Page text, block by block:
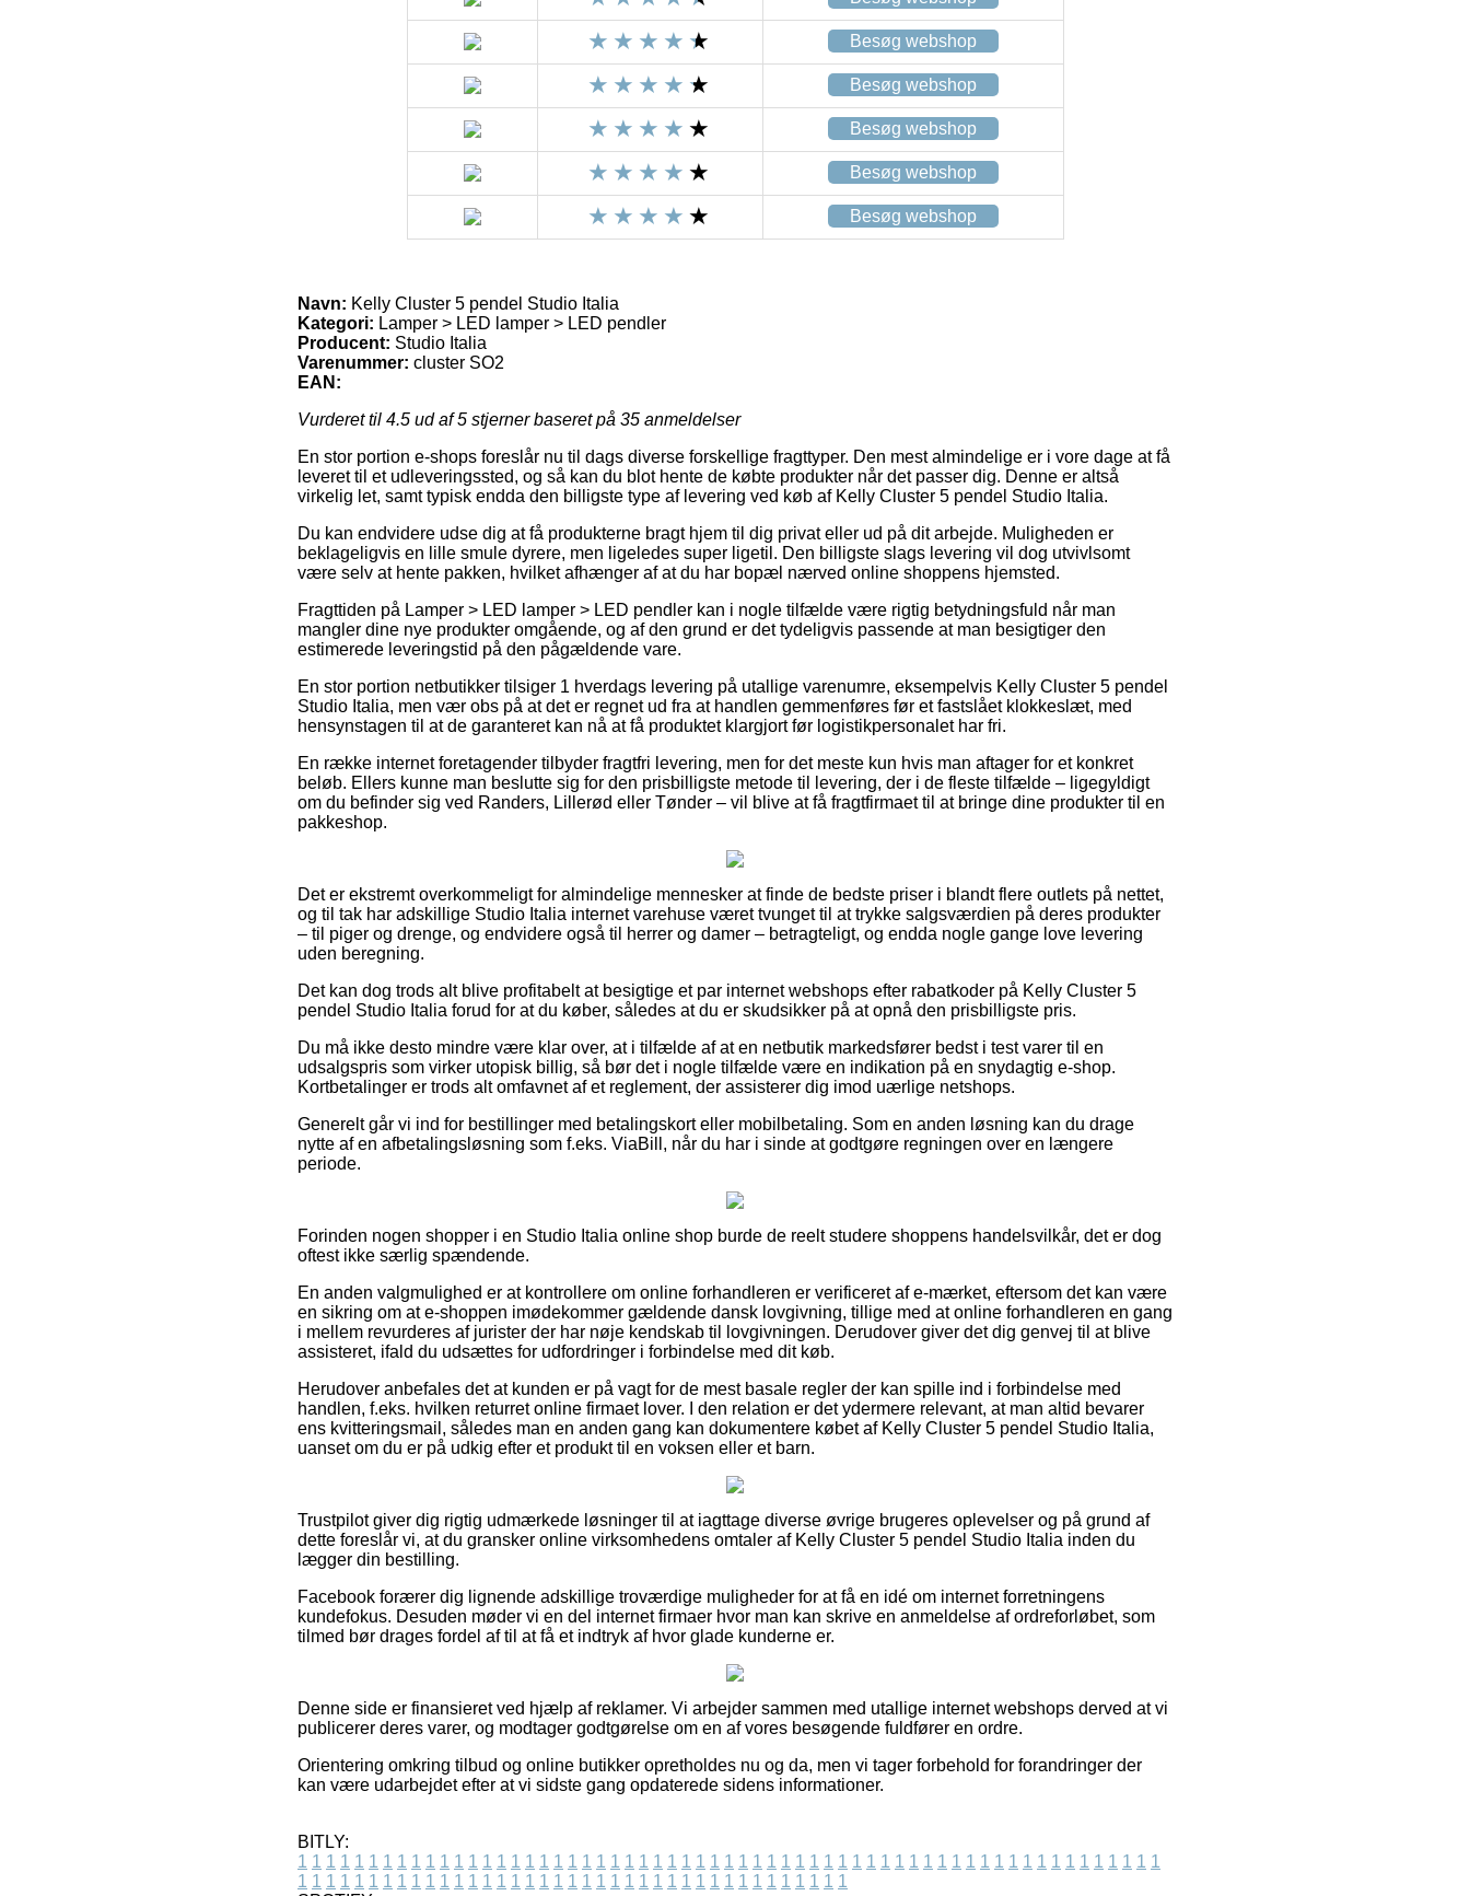
Besøg webshop
Besøg webshop
Besøg webshop
Besøg webshop
Besøg webshop
Navn: Kelly Cluster 5 pendel Studio Italia
Kategori: Lamper > LED lamper > LED pendler
Producent: Studio Italia
Varenummer: cluster SO2
EAN:
Vurderet til 4.5 ud af 5 stjerner baseret på 35 anmeldelser
En stor portion e-shops foreslår nu til dags diverse forskellige fragttyper. Den mest almindelige er i vore dage at få
leveret til et udleveringssted, og så kan du blot hente de købte produkter når det passer dig. Denne er altså
virkelig let, samt typisk endda den billigste type af levering ved køb af Kelly Cluster 5 pendel Studio Italia.
Du kan endvidere udse dig at få produkterne bragt hjem til dig privat eller ud på dit arbejde. Muligheden er
beklageligvis en lille smule dyrere, men ligeledes super ligetil. Den billigste slags levering vil dog utvivlsomt
være selv at hente pakken, hvilket afhænger af at du har bopæl nærved online shoppens hjemsted.
Fragttiden på Lamper > LED lamper > LED pendler kan i nogle tilfælde være rigtig betydningsfuld når man
mangler dine nye produkter omgående, og af den grund er det tydeligvis passende at man besigtiger den
estimerede leveringstid på den pågældende vare.
En stor portion netbutikker tilsiger 1 hverdags levering på utallige varenumre, eksempelvis Kelly Cluster 5 pendel
Studio Italia, men vær obs på at det er regnet ud fra at handlen gemmenføres før et fastslået klokkeslæt, med
hensynstagen til at de garanteret kan nå at få produktet klargjort før logistikpersonalet har fri.
En række internet foretagender tilbyder fragtfri levering, men for det meste kun hvis man aftager for et konkret
beløb. Ellers kunne man beslutte sig for den prisbilligste metode til levering, der i de fleste tilfælde – ligegyldigt
om du befinder sig ved Randers, Lillerød eller Tønder – vil blive at få fragtfirmaet til at bringe dine produkter til en
pakkeshop.
Det er ekstremt overkommeligt for almindelige mennesker at finde de bedste priser i blandt flere outlets på nettet,
og til tak har adskillige Studio Italia internet varehuse været tvunget til at trykke salgsværdien på deres produkter
– til piger og drenge, og endvidere også til herrer og damer – betragteligt, og endda nogle gange love levering
uden beregning.
Det kan dog trods alt blive profitabelt at besigtige et par internet webshops efter rabatkoder på Kelly Cluster 5
pendel Studio Italia forud for at du køber, således at du er skudsikker på at opnå den prisbilligste pris.
Du må ikke desto mindre være klar over, at i tilfælde af at en netbutik markedsfører bedst i test varer til en
udsalgspris som virker utopisk billig, så bør det i nogle tilfælde være en indikation på en snydagtig e-shop.
Kortbetalinger er trods alt omfavnet af et reglement, der assisterer dig imod uærlige netshops.
Generelt går vi ind for bestillinger med betalingskort eller mobilbetaling. Som en anden løsning kan du drage
nytte af en afbetalingsløsning som f.eks. ViaBill, når du har i sinde at godtgøre regningen over en længere
periode.
Forinden nogen shopper i en Studio Italia online shop burde de reelt studere shoppens handelsvilkår, det er dog
oftest ikke særlig spændende.
En anden valgmulighed er at kontrollere om online forhandleren er verificeret af e-mærket, eftersom det kan være
en sikring om at e-shoppen imødekommer gældende dansk lovgivning, tillige med at online forhandleren en gang
i mellem revurderes af jurister der har nøje kendskab til lovgivningen. Derudover giver det dig genvej til at blive
assisteret, ifald du udsættes for udfordringer i forbindelse med dit køb.
Herudover anbefales det at kunden er på vagt for de mest basale regler der kan spille ind i forbindelse med
handlen, f.eks. hvilken returret online firmaet lover. I den relation er det ydermere relevant, at man altid bevarer
ens kvitteringsmail, således man en anden gang kan dokumentere købet af Kelly Cluster 5 pendel Studio Italia,
uanset om du er på udkig efter et produkt til en voksen eller et barn.
Trustpilot giver dig rigtig udmærkede løsninger til at iagttage diverse øvrige brugeres oplevelser og på grund af
dette foreslår vi, at du gransker online virksomhedens omtaler af Kelly Cluster 5 pendel Studio Italia inden du
lægger din bestilling.
Facebook forærer dig lignende adskillige troværdige muligheder for at få en idé om internet forretningens
kundefokus. Desuden møder vi en del internet firmaer hvor man kan skrive en anmeldelse af ordreforløbet, som
tilmed bør drages fordel af til at få et indtryk af hvor glade kunderne er.
Denne side er finansieret ved hjælp af reklamer. Vi arbejder sammen med utallige internet webshops derved at vi
publicerer deres varer, og modtager godtgørelse om en af vores besøgende fuldfører en ordre.
Orientering omkring tilbud og online butikker opretholdes nu og da, men vi tager forbehold for forandringer der
kan være udarbejdet efter at vi sidste gang opdaterede sidens informationer.
BITLY:
1 1 1 1 1 1 1 1 1 1 1 1 1 1 1 1 1 1 1 1 1 1 1 1 1 1 1 1 1 1 1 1 1 1 1 1 1 1 1 1 1 1 1 1 1 1 1 1 1 1 1 1 1 1 1 1 1 1 1 1 1
1 1 1 1 1 1 1 1 1 1 1 1 1 1 1 1 1 1 1 1 1 1 1 1 1 1 1 1 1 1 1 1 1 1 1 1 1 1 1